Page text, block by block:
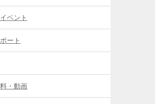
ベント
ート
・動画